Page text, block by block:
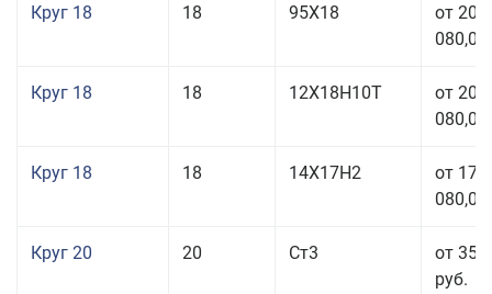
Круг 18 18 95Х18
от 208
080,00
Круг 18 18 12Х18Н10Т
от 209
080,00
Круг 18 18 14Х17Н2
от 175
080,00
Круг 20 20 Ст3
от 35
руб.